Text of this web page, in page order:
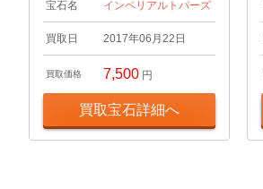
宝石名 インペリアルトパーズ
買取日 2017年06月22日
買取価格 7,500 円
買取宝石詳細へ